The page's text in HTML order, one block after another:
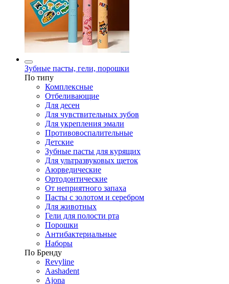
Зубные пасты, гели, порошки
По типу
Комплексные
Отбеливающие
Для десен
Для чувствительных зубов
Для укрепления эмали
Противовоспалительные
Детские
Зубные пасты для курящих
Для ультразвуковых щеток
Аюрведические
Ортодонтические
От неприятного запаха
Пасты с золотом и серебром
Для животных
Гели для полости рта
Порошки
Антибактериальные
Наборы
По Бренду
Revyline
Aashadent
Ajona